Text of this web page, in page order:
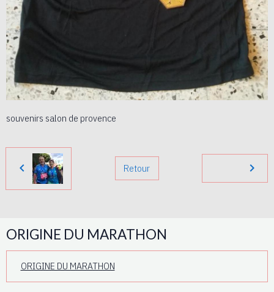
souvenirs salon de provence
Retour
ORIGINE DU MARATHON
ORIGINE DU MARATHON